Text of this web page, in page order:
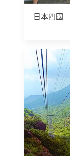
日本四國